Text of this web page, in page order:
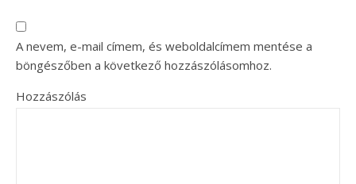
A nevem, e-mail címem, és weboldalcímem mentése a
böngészőben a következő hozzászólásomhoz.
Hozzászólás